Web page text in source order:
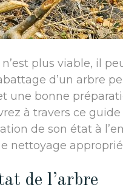
n’est plus viable, il
d’un arbre
une bonne
à travers ce
de son état à
nettoyage
de l’arbre